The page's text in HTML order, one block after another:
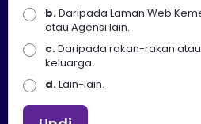
Penafian : Kerajaan Malaysia dan
Pelancongan Seni dan Budaya
bertanggungjawab atas
disebabkan oleh penggunaan
yang diperolehi dari portal ini.
b.Daripada Laman Web
atau Agensi lain.
c.Daripada rakan-rakan
keluarga.
d.Lain-lain.
Apa Khabar! Selamat datang ke
Pelancongan, Seni dan Budaya